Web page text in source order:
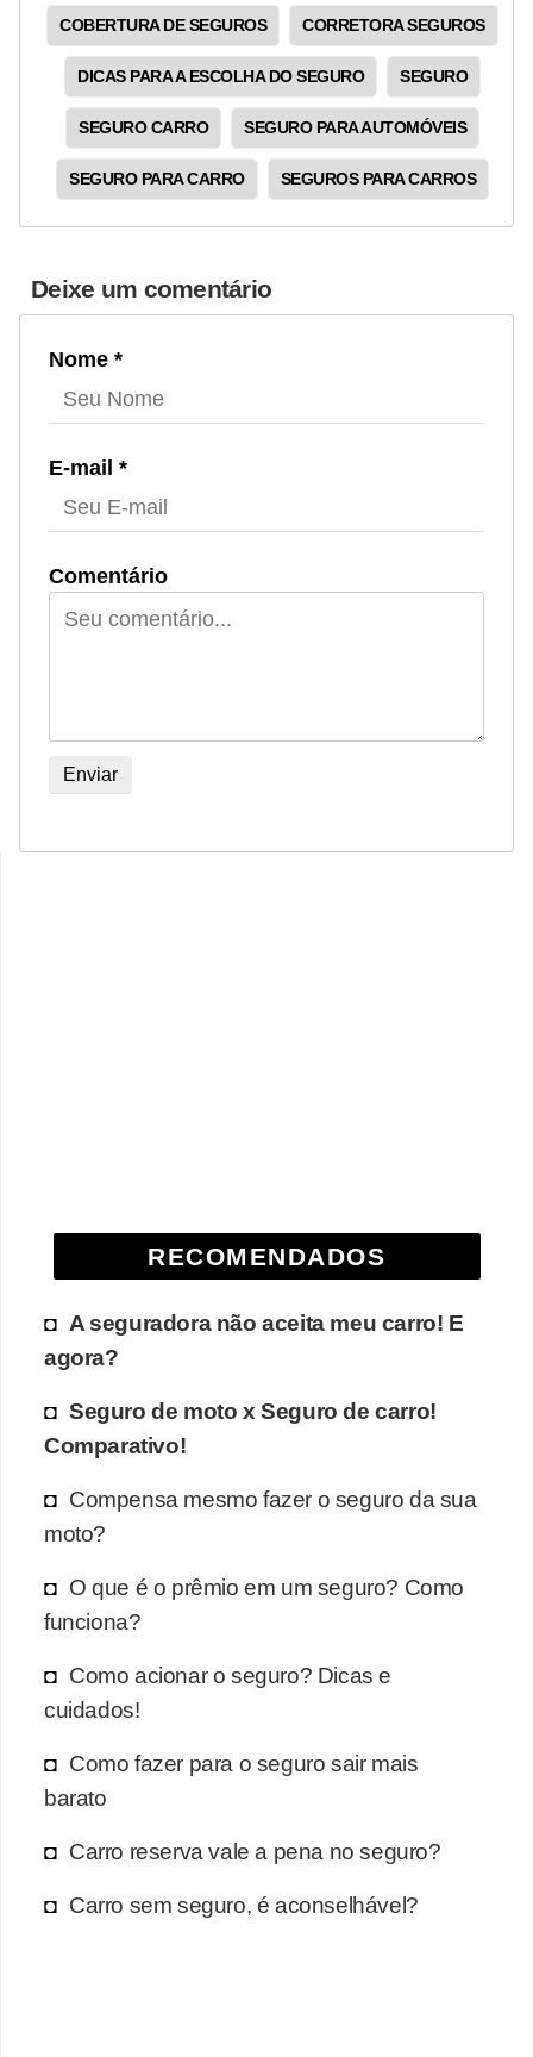
COBERTURA DE SEGUROS CORRETORA SEGUROS
DICAS PARA A ESCOLHA DO SEGURO SEGURO
SEGURO CARRO SEGURO PARA AUTOMÓVEIS
SEGURO PARA CARRO SEGUROS PARA CARROS
Deixe um comentário
Nome *
E-mail *
Comentário
RECOMENDADOS
A seguradora não aceita meu carro! E
agora?
Seguro de moto x Seguro de carro!
Comparativo!
Compensa mesmo fazer o seguro da sua
moto?
O que é o prêmio em um seguro? Como
funciona?
Como acionar o seguro? Dicas e
cuidados!
Como fazer para o seguro sair mais
barato
Carro reserva vale a pena no seguro?
Carro sem seguro, é aconselhável?
r
a
a
e
s
g
r